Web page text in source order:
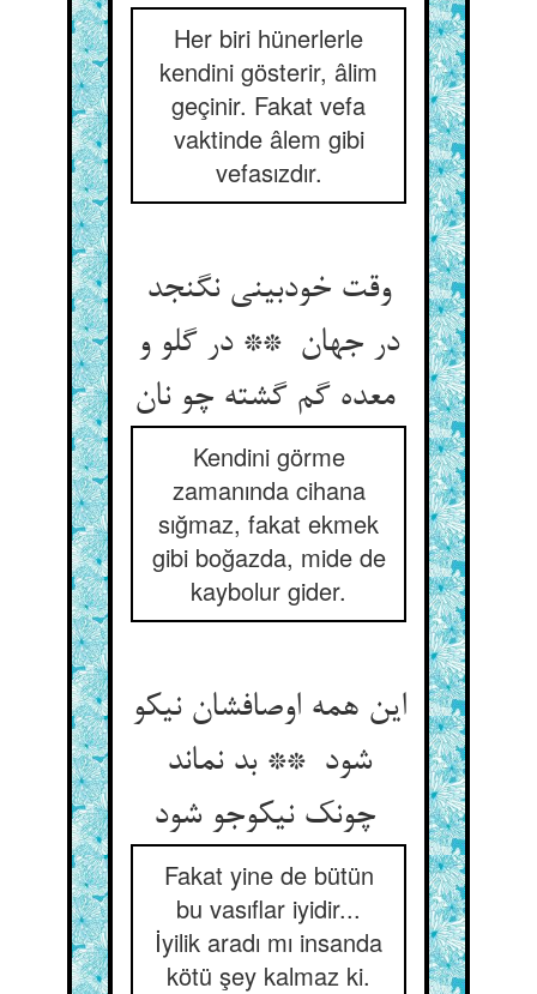
Her biri hünerlerle
kendini gösterir, âlim
geçinir. Fakat vefa
vaktinde âlem gibi
vefasızdır.
وقت خودبینی نگنجد
در جهان ** در گلو و
معده گم گشته چو نان
Kendini görme
zamanında cihana
sığmaz, fakat ekmek
gibi boğazda, mide de
kaybolur gider.
این همه اوصافشان نیکو
شود ** بد نماند
چونک نیکوجو شود
Fakat yine de bütün
bu vasıflar iyidir...
İyilik aradı mı insanda
kötü şey kalmaz ki.